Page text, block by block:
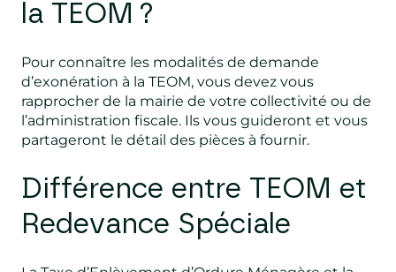
la TEOM ?
Pour connaître les modalités de demande
d’exonération à la TEOM, vous devez vous
rapprocher de la mairie de votre collectivité ou de
l’administration fiscale. Ils vous guideront et vous
partageront le détail des pièces à fournir.
Différence entre TEOM et
Redevance Spéciale